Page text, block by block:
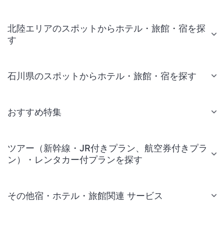
北陸エリアのスポットからホテル・旅館・宿を探
す
石川県のスポットからホテル・旅館・宿を探す
おすすめ特集
ツアー（新幹線・JR付きプラン、航空券付きプラ
ン）・レンタカー付プランを探す
その他宿・ホテル・旅館関連 サービス